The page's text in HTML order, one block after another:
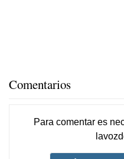
Comentarios
Para comentar es